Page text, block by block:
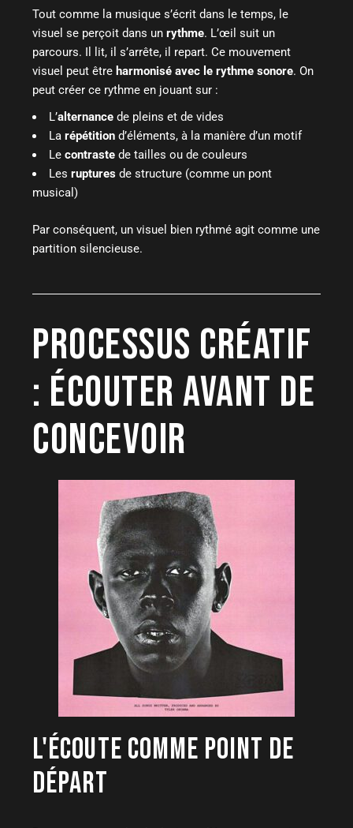
Tout comme la musique s’écrit dans le temps, le
visuel se perçoit dans unrythme. L’œil suit un
parcours. Il lit, il s’arrête, il repart. Ce mouvement
visuel peut être harmonisé avec le rythme sonore. On
peut créer ce rythme en jouant sur :
L’alternance de pleins et de vides
Larépétition d’éléments, à la manière d’un motif
Lecontraste de tailles ou de couleurs
Lesruptures de structure (comme un pont
musical)
Par conséquent, un visuel bien rythmé agit comme une
partition silencieuse.
PROCESSUS CRÉATIF
: ÉCOUTER AVANT DE
CONCEVOIR
L'ÉCOUTE COMME POINT DE
DÉPART